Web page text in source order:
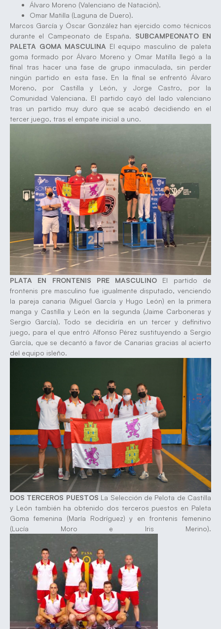
Álvaro Moreno (Valenciano de Natación).
Omar Matilla (Laguna de Duero).
Marcos García y Óscar González han ejercido como técnicos
durante el Campeonato de España. SUBCAMPEONATO EN
PALETA GOMA MASCULINA El equipo masculino de paleta
goma formado por Álvaro Moreno y Omar Matilla llegó a la
final tras hacer una fase de grupo inmaculada, sin perder
ningún partido en esta fase. En la final se enfrentó Álvaro
Moreno, por Castilla y León, y Jorge Castro, por la
Comunidad Valenciana. El partido cayó del lado valenciano
tras un partido muy duro que se acabó decidiendo en el
tercer juego, tras el empate inicial a uno.
PLATA EN FRONTENIS PRE MASCULINO El partido de
frontenis pre masculino fue igualmente disputado, venciendo
la pareja canaria (Miguel García y Hugo León) en la primera
manga y Castilla y León en la segunda (Jaime Carboneras y
Sergio García). Todo se decidiría en un tercer y definitivo
juego, para el que entró Alfonso Pérez sustituyendo a Sergio
García, que se decantó a favor de Canarias gracias al acierto
del equipo isleño.
DOS TERCEROS PUESTOS La Selección de Pelota de Castilla
y León también ha obtenido dos terceros puestos en Paleta
Goma femenina (María Rodríguez) y en frontenis femenino
(Lucía Moro e Iris Merino).